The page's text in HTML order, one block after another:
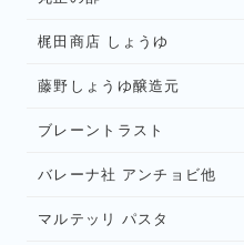
梶田商店 しょうゆ
藤野しょうゆ醸造元
ブレーントラスト
バレーナ社 アンチョビ他
マルテッリ パスタ